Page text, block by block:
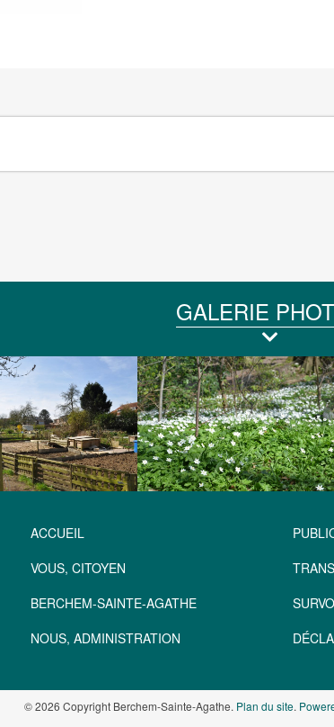
GALERIE
ACCUEIL
VOUS, CITOYEN
BERCHEM-SAINTE-AGATHE
NOUS, ADMINISTRATION
© 2026 Copyright Berchem-Sainte-Agathe. Plan du site.